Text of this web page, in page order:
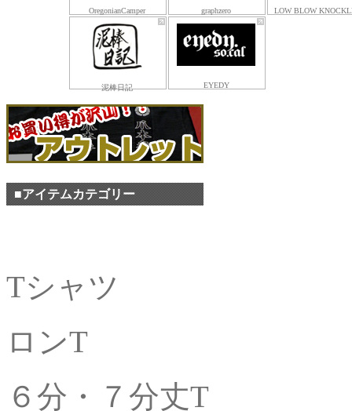
OregonianCamper graphzero LOW BLOW
泥棒日記 EYEDY
■アイテムカテゴリー
Tシャツ
ロンT
６分・７分丈T